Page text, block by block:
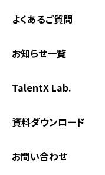
よくあるご質問
お知らせ一覧
TalentX Lab.
資料ダウンロード
お問い合わせ